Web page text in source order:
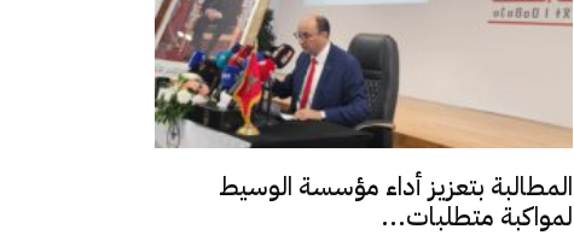
المطالبة بتعزيز أداء مؤسسة الوسيط
لمواكبة متطلبات...